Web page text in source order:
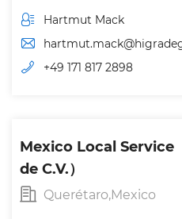
Hartmut Mack
+49 171 817 2898
Mexico Local Service
de C.V.）
Querétaro,Mexico